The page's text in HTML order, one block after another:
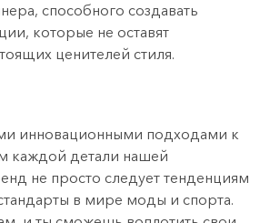
способного создавать
которые не оставят
ценителей стиля.
инновационными подходами к
каждой детали нашей
не просто следует тенденциям
в мире моды и спорта.